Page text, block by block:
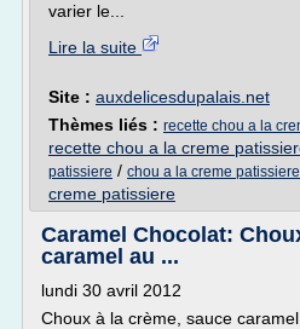
varier le...
Lire la suite
Site : auxdelicesdupalais.net
Thèmes liés : recette chou a la
recette chou a la creme
patissiere / chou a la creme
creme patissiere
Caramel Chocolat:
caramel au ...
lundi 30 avril 2012
Choux à la crème, sauce